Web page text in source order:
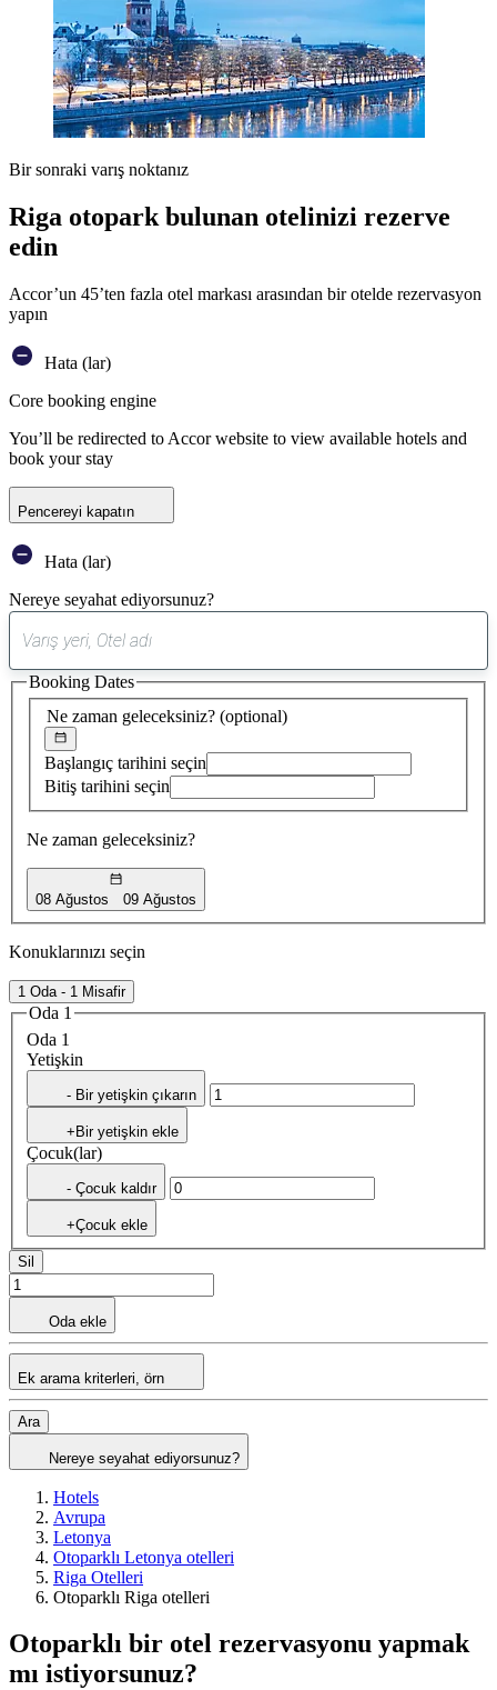
Bir sonraki varış noktanız
Riga otopark bulunan otelinizi rezerve
edin
Accor’un 45’ten fazla otel markası arasından bir otelde rezervasyon
yapın
Hata (lar)
Core booking engine
You’ll be redirected to Accor website to view available hotels and
book your stay
Pencereyi kapatın
Hata (lar)
Nereye seyahat ediyorsunuz?
öneri
bulundu
Ne zaman geleceksiniz? (optional)
Başlangıç tarihini seçin
Bitiş tarihini seçin
Ne zaman geleceksiniz?
08 Ağustos 09 Ağustos
Booking Dates
Konuklarınızı seçin
1 Oda - 1 Misafir
Oda 1
Oda 1
Yetişkin
- Bir yetişkin çıkarın
+Bir yetişkin ekle
Çocuk(lar)
- Çocuk kaldır
+Çocuk ekle
Sil
Oda ekle
Ek arama kriterleri, örn
Ara
Nereye seyahat ediyorsunuz?
Hotels
Avrupa
Letonya
Otoparklı Letonya otelleri
Riga Otelleri
Otoparklı Riga otelleri
Otoparklı bir otel rezervasyonu yapmak
mı istiyorsunuz?